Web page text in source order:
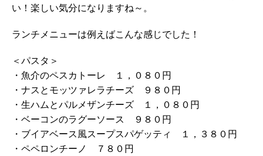
い！楽しい気分になりますね～。
ランチメニューは例えばこんな感じでした！
＜パスタ＞
・魚介のペスカトーレ １，０８０円
・ナスとモッツァレラチーズ ９８０円
・生ハムとパルメザンチーズ １，０８０円
・ベーコンのラグーソース ９８０円
・ブイアベース風スープスパゲッティ １，３８０円
・ペペロンチーノ ７８０円